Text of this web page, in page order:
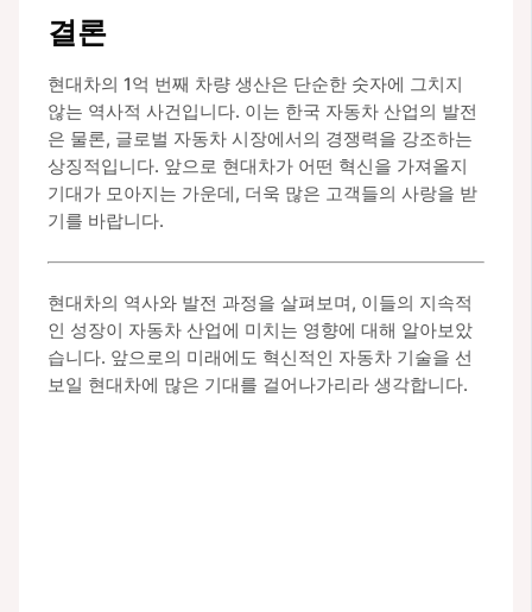
결론
현대차의 1억 번째 차량 생산은 단순한 숫자에 그치지
않는 역사적 사건입니다. 이는 한국 자동차 산업의 발전
은 물론, 글로벌 자동차 시장에서의 경쟁력을 강조하는
상징적입니다. 앞으로 현대차가 어떤 혁신을 가져올지
기대가 모아지는 가운데, 더욱 많은 고객들의 사랑을 받
기를 바랍니다.
현대차의 역사와 발전 과정을 살펴보며, 이들의 지속적
인 성장이 자동차 산업에 미치는 영향에 대해 알아보았
습니다. 앞으로의 미래에도 혁신적인 자동차 기술을 선
보일 현대차에 많은 기대를 걸어나가리라 생각합니다.